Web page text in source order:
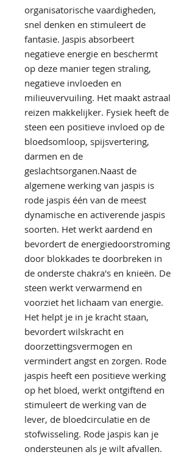
organisatorische vaardigheden,
snel denken en stimuleert de
fantasie. Jaspis absorbeert
negatieve energie en beschermt
op deze manier tegen straling,
negatieve invloeden en
milieuvervuiling. Het maakt astraal
reizen makkelijker. Fysiek heeft de
steen een positieve invloed op de
bloedsomloop, spijsvertering,
darmen en de
geslachtsorganen.Naast de
algemene werking van jaspis is
rode jaspis één van de meest
dynamische en activerende jaspis
soorten. Het werkt aardend en
bevordert de energiedoorstroming
door blokkades te doorbreken in
de onderste chakra's en knieën. De
steen werkt verwarmend en
voorziet het lichaam van energie.
Het helpt je in je kracht staan,
bevordert wilskracht en
doorzettingsvermogen en
vermindert angst en zorgen. Rode
jaspis heeft een positieve werking
op het bloed, werkt ontgiftend en
stimuleert de werking van de
lever, de bloedcirculatie en de
stofwisseling. Rode jaspis kan je
ondersteunen als je wilt afvallen.